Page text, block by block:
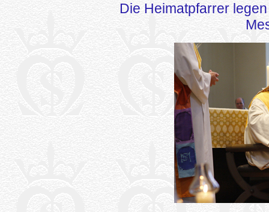
Die Heimatpfarrer